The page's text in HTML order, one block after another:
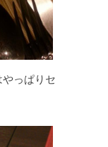
っぱりセ